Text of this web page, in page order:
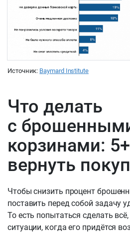
Источник: Baymard Institute
Что делать
с
корзинами:
вернуть
Чтобы снизить процент
поставить перед собой задачу
То есть попытаться сделать
ситуации, когда его придётся